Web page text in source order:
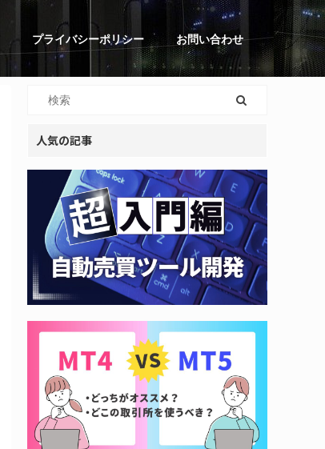
プライバシーポリシー お問い合わせ
人気の記事